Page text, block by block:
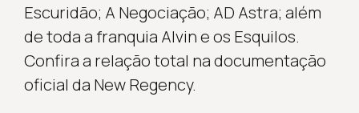
Escuridão; A Negociação; AD Astra; além
de toda a franquia Alvin e os Esquilos.
Confira a relação total na documentação
oficial da New Regency.